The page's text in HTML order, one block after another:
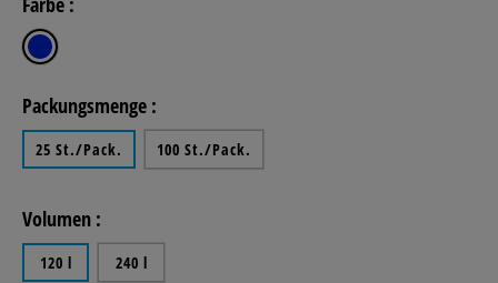
blau
Packungsmenge :
25 St./Pack. 100 St./Pack.
Volumen :
120 l 240 l